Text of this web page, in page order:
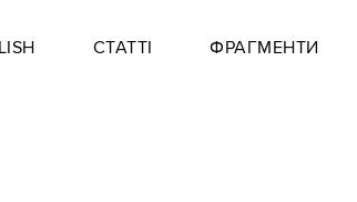
СТАТТІ ФРАГМЕНТИ